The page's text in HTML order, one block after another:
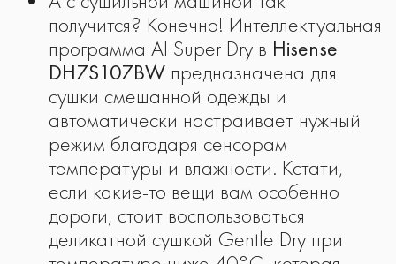
получится? Конечно! Интеллектуальная
программа AI Super Dry в Hisense
DH7S107BW предназначена для
сушки смешанной одежды и
автоматически настраивает нужный
режим благодаря сенсорам
температуры и влажности. Кстати,
если какие-то вещи вам особенно
дороги, стоит воспользоваться
деликатной сушкой Gentle Dry при